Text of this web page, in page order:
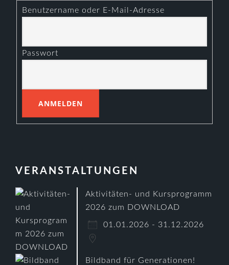
Benutzername oder E-Mail-Adresse
Passwort
VERANSTALTUNGEN
Aktivitäten- und Kursprogramm
2026 zum DOWNLOAD
01.01.2026 - 31.12.2026
Bildband für Generationen!